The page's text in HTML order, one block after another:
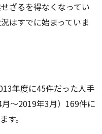
ざるを得なくなってい
はすでに始まっていま
年度に45件だった人手
～2019年3月）169件に
す。